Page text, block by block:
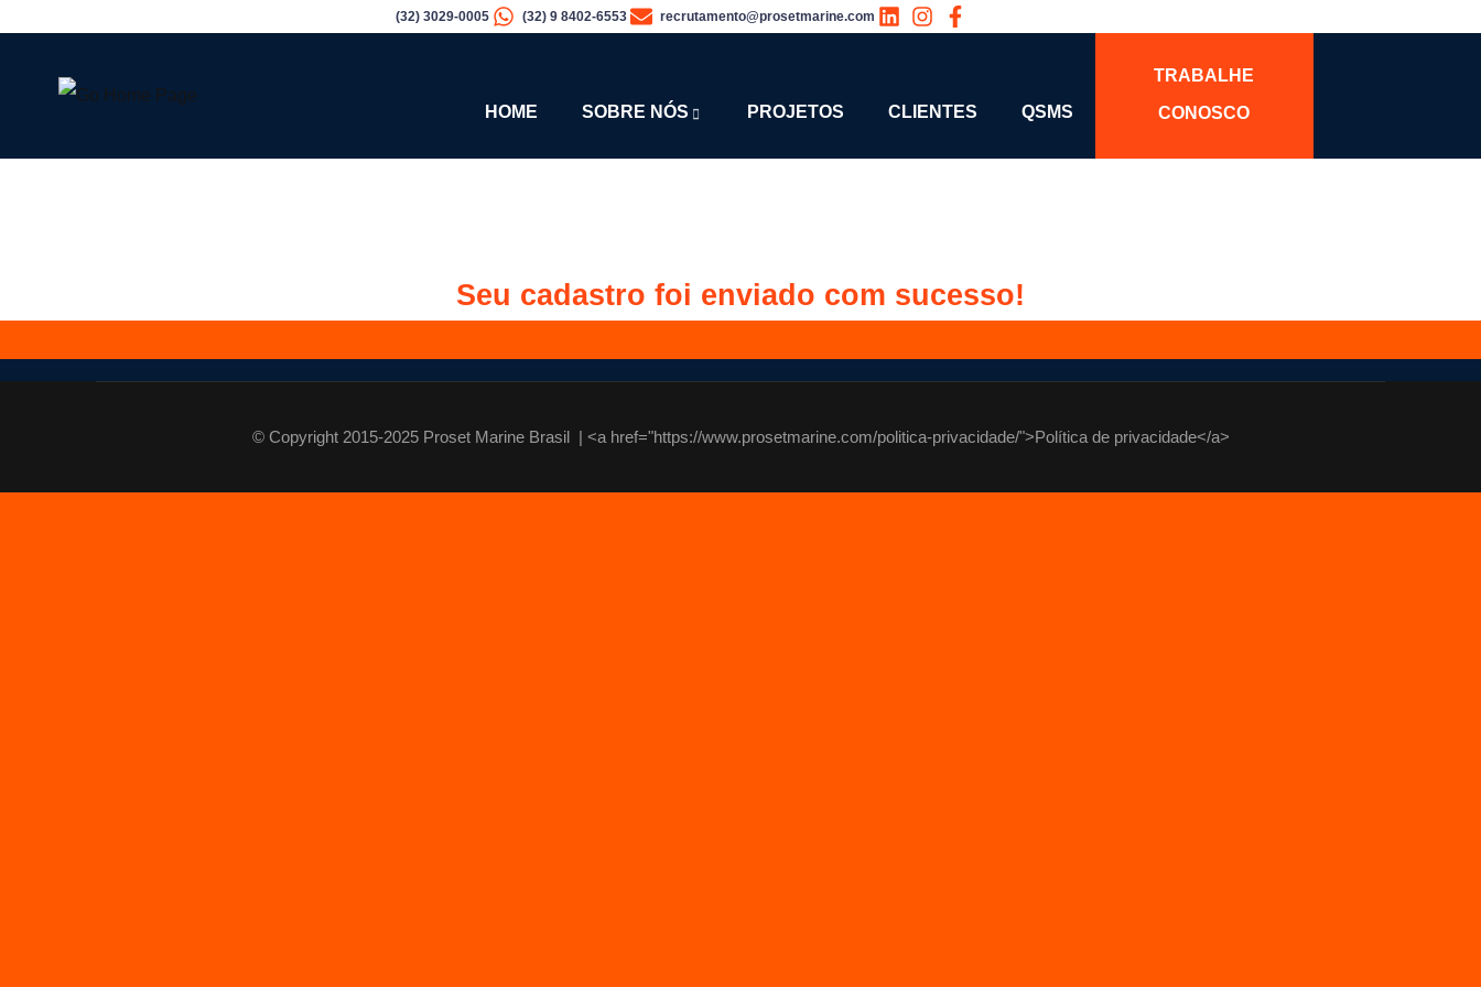
(32) 3029-0005 (32) 9 8402-6553 recrutamento@prosetmarine.com
HOME SOBRE NÓS PROJETOS CLIENTES QSMS
TRABALHE
CONOSCO
Seu cadastro foi enviado com sucesso!
© Copyright 2015-2025 Proset Marine Brasil | <a href="https://www.prosetmarine.com/politica-privacidade/">Política de privacidade</a>